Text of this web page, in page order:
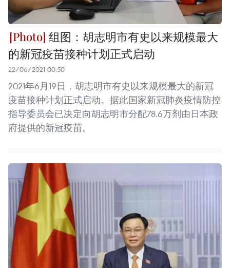
组图：胡志明市有史以来规模最大
的新冠疫苗接种计划正式启动
22/06/2021 00:50
2021年6月19日，胡志明市有史以来规模最大的新冠
疫苗接种计划正式启动。据此国家新冠肺炎疫情防控
指导委员会已决定向胡志明市分配78.6万剂由日本政
府提供的新冠疫苗。